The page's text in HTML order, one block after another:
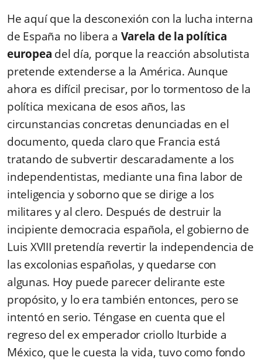
He aquí que la desconexión con la lucha interna
de España no libera a Varela de la política
europea del día, porque la reacción absolutista
pretende extenderse a la América. Aunque
ahora es difícil precisar, por lo tormentoso de la
política mexicana de esos años, las
circunstancias concretas denunciadas en el
documento, queda claro que Francia está
tratando de subvertir descaradamente a los
independentistas, mediante una fina labor de
inteligencia y soborno que se dirige a los
militares y al clero. Después de destruir la
incipiente democracia española, el gobierno de
Luis XVIII pretendía revertir la independencia de
las excolonias españolas, y quedarse con
algunas. Hoy puede parecer delirante este
propósito, y lo era también entonces, pero se
intentó en serio. Téngase en cuenta que el
regreso del ex emperador criollo Iturbide a
México, que le cuesta la vida, tuvo como fondo